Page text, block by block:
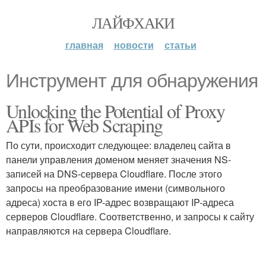
ЛАЙФХАКИ
главная новости статьи
Инструмент для обнаружения
Unlocking the Potential of Proxy
APIs for Web Scraping
По сути, происходит следующее: владелец сайта в
панели управления доменом меняет значения NS-
записей на DNS-сервера Cloudflare. После этого
запросы на преобразование имени (символьного
адреса) хоста в его IP-адрес возвращают IP-адреса
серверов Cloudflare. Соответственно, и запросы к сайту
направляются на сервера Cloudflare.